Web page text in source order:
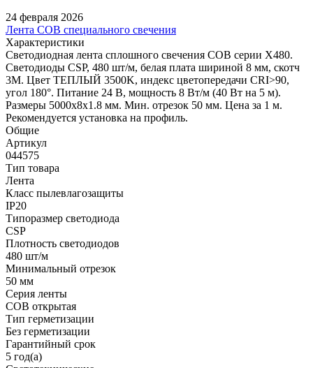
24 февраля 2026
Лента COB специального свечения
Характеристики
Светодиодная лента сплошного свечения COB серии X480.
Светодиоды CSP, 480 шт/м, белая плата шириной 8 мм, скотч
3M. Цвет ТЕПЛЫЙ 3500K, индекс цветопередачи CRI>90,
угол 180°. Питание 24 В, мощность 8 Вт/м (40 Вт на 5 м).
Размеры 5000х8х1.8 мм. Мин. отрезок 50 мм. Цена за 1 м.
Рекомендуется установка на профиль.
Общие
Артикул
044575
Тип товара
Лента
Класс пылевлагозащиты
IP20
Типоразмер светодиода
CSP
Плотность светодиодов
480 шт/м
Минимальный отрезок
50 мм
Серия ленты
COB открытая
Тип герметизации
Без герметизации
Гарантийный срок
5 год(а)